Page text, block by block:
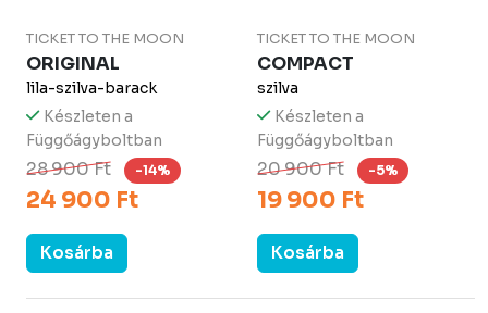
TICKET TO THE MOON
ORIGINAL
lila-szilva-barack
Készleten a
Függőágyboltban
28 900 Ft -14%
24 900 Ft
Kosárba
TICKET TO THE MOON
COMPACT
szilva
Készleten a
Függőágyboltban
20 900 Ft -5%
19 900 Ft
Kosárba